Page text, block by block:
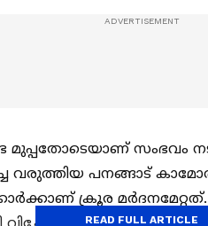
മുപ്പതോടെയാണ് സംഭവം
വരുത്തിയ പനങ്ങാട്
ക്രൂര
READ FULL ARTICLE